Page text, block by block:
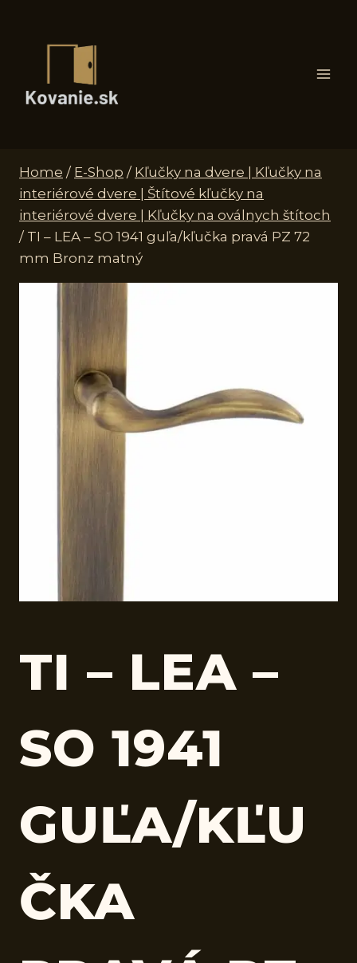
Home / E-Shop / Kľučky na dvere | Kľučky na
interiérové dvere | Štítové kľučky na
interiérové dvere | Kľučky na oválnych štítoch
/ TI – LEA – SO 1941 guľa/kľučka pravá PZ 72
mm Bronz matný
TI – LEA –
SO 1941
GUĽA/KĽU
ČKA